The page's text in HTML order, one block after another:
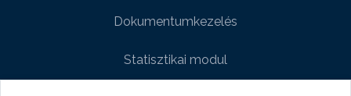
Dokumentumkezelés
Statisztikai modul